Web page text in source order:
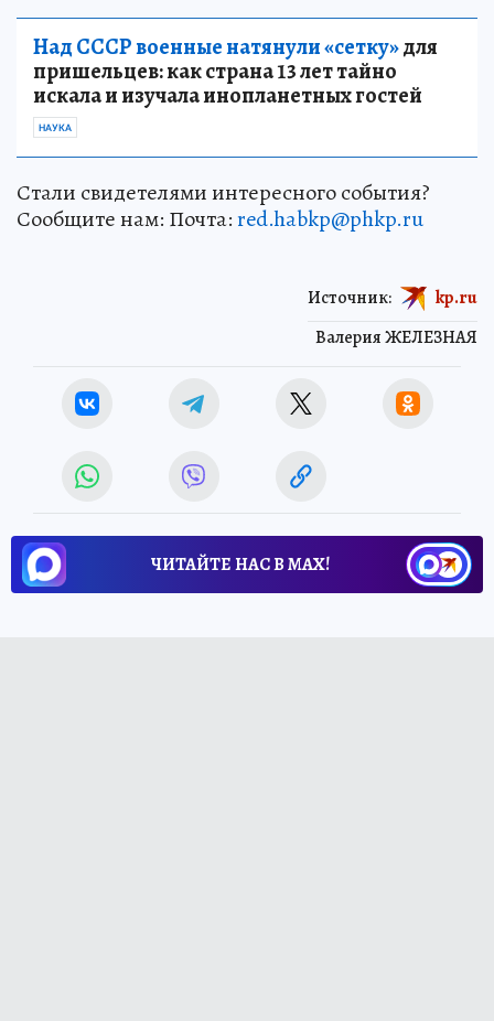
Над СССР военные натянули «сетку»для
пришельцев: как страна 13 лет тайно
искала и изучала инопланетных гостей
НАУКА
Стали свидетелями интересного события?
Сообщите нам: Почта:red.habkp@phkp.ru
Валерия ЖЕЛЕЗНАЯ
Источник: kp.ru
ЧИТАЙТЕ НАС В МАХ!